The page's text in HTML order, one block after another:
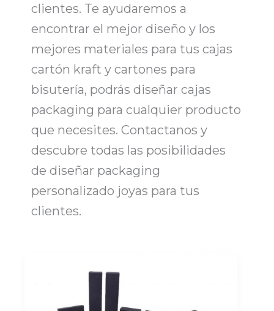
clientes. Te ayudaremos a
encontrar el mejor diseño y los
mejores materiales para tus cajas
cartón kraft y cartones para
bisutería, podrás diseñar cajas
packaging para cualquier producto
que necesites. Contactanos y
descubre todas las posibilidades
de diseñar packaging
personalizado joyas para tus
clientes.